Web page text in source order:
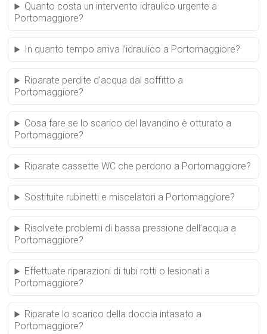
Quanto costa un intervento idraulico urgente a
Portomaggiore?
In quanto tempo arriva l’idraulico a Portomaggiore?
Riparate perdite d’acqua dal soffitto a
Portomaggiore?
Cosa fare se lo scarico del lavandino è otturato a
Portomaggiore?
Riparate cassette WC che perdono a Portomaggiore?
Sostituite rubinetti e miscelatori a Portomaggiore?
Risolvete problemi di bassa pressione dell’acqua a
Portomaggiore?
Effettuate riparazioni di tubi rotti o lesionati a
Portomaggiore?
Riparate lo scarico della doccia intasato a
Portomaggiore?